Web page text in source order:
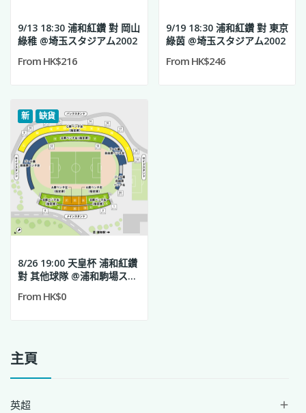
主頁
英超 
9/13 18:30 浦和紅鑽 對 岡山
綠稚 @埼玉スタジアム2002
From HK$216
9/19 18:30 浦和紅鑽 對 東京
綠茵 @埼玉スタジアム2002
From HK$246
新 缺貨
8/26 19:00 天皇杯 浦和紅鑽
對 其他球隊 @浦和駒場スタ
From HK$0